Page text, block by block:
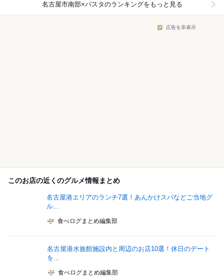
名古屋市南部×パスタのランキングをもっと見る
広告を非表示
このお店の近くのグルメ情報まとめ
名古屋港エリアのランチ7選！あんかけスパなどご当地グ
ル...
食べログまとめ編集部
名古屋港水族館施設内と周辺のお店10選！休日のデート
を...
食べログまとめ編集部